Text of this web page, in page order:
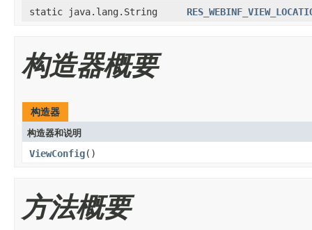
static java.lang.String
构造器概要
构造器
构造器和说明
ViewConfig()
方法概要